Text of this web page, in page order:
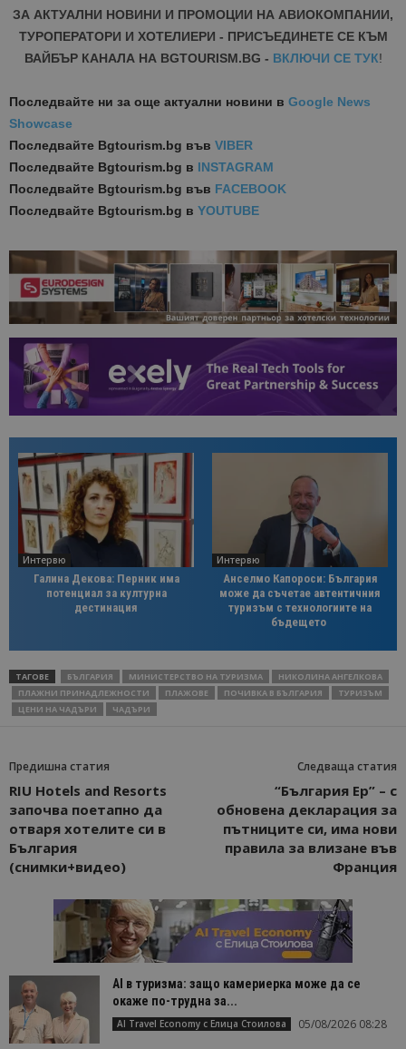
ЗА АКТУАЛНИ НОВИНИ И ПРОМОЦИИ НА АВИОКОМПАНИИ,
ТУРОПЕРАТОРИ И ХОТЕЛИЕРИ - ПРИСЪЕДИНЕТЕ СЕ КЪМ
ВАЙБЪР КАНАЛА НА BGTOURISM.BG - ВКЛЮЧИ СЕ ТУК!
Последвайте ни за още актуални новини в Google News
Showcase
Последвайте Bgtourism.bg във VIBER
Последвайте Bgtourism.bg в INSTAGRAM
Последвайте Bgtourism.bg във FACEBOOK
Последвайте Bgtourism.bg в YOUTUBE
Интервю
Галина Декова: Перник има
потенциал за културна
дестинация
Интервю
Анселмо Капороси: България
може да съчетае автентичния
туризъм с технологиите на
бъдещето
ТАГОВЕ БЪЛГАРИЯ МИНИСТЕРСТВО НА ТУРИЗМА
НИКОЛИНА АНГЕЛКОВА
ПЛАЖНИ ПРИНАДЛЕЖНОСТИ
ПЛАЖОВЕ ПОЧИВКА В БЪЛГАРИЯ
ТУРИЗЪМ
ЦЕНИ НА ЧАДЪРИ
ЧАДЪРИ
Предишна статия
RIU Hotels and Resorts
започва поетапно да
отваря хотелите си в
България
(снимки+видео)
Следваща статия
“България Ер” – с
обновена декларация за
пътниците си, има нови
правила за влизане във
Франция
AI в туризма: защо камериерка може да се
окаже по-трудна за...
AI Travel Economy с Елица Стоилова 05/08/2026 08:28